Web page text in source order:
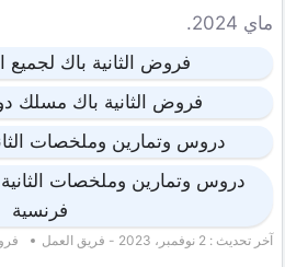
ماي 2024.
فروض الثانية باك لجميع
فروض الثانية باك مسلك
دروس وتمارين وملخصات
دروس وتمارين وملخصات
فرنسية
آخر تحديث : 2 نوفمبر، 2023 - فريق العمل